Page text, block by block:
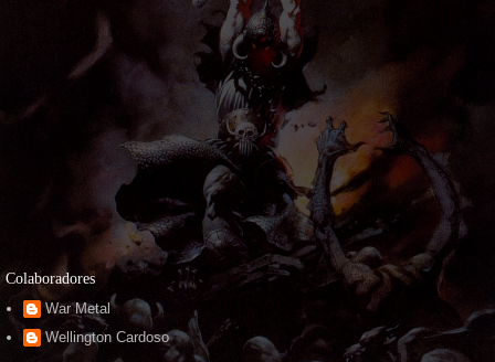
Colaboradores
War Metal
Wellington Cardoso